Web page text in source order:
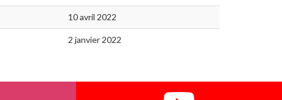
10 avril 2022
2 janvier 2022